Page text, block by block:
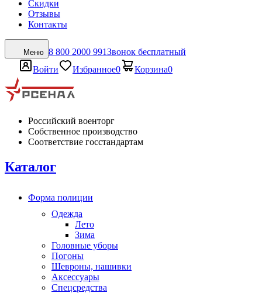
Скидки
Отзывы
Контакты
Меню 8 800 2000 991Звонок бесплатный
Войти
Избранное0 Корзина0
Российский военторг
Собственное производство
Соответствие госстандартам
Каталог
Форма полиции
Одежда
Лето
Зима
Головные уборы
Погоны
Шевроны, нашивки
Аксессуары
Спецсредства